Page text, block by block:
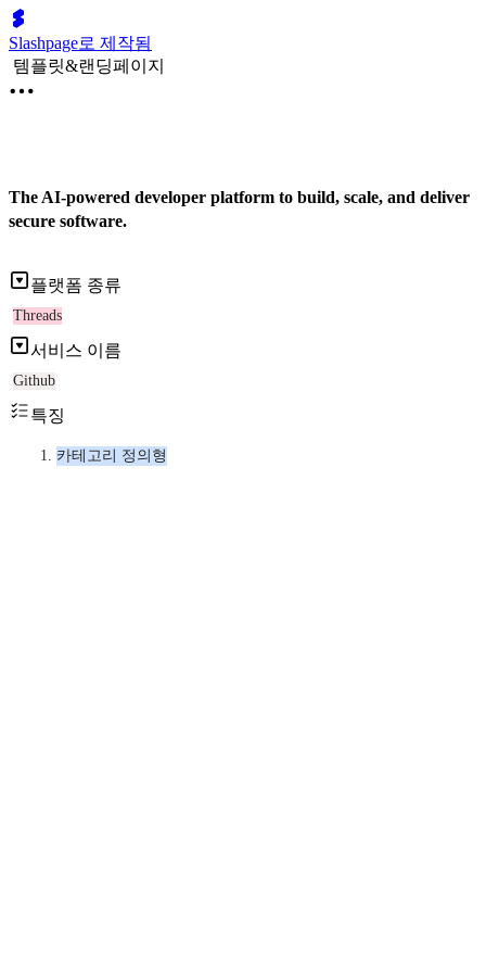
Slashpage로 제작됨
템플릿&랜딩페이지
The AI-powered developer platform to build, scale, and deliver
secure software.
플랫폼 종류
Threads
서비스 이름
Github
특징
카테고리 정의형